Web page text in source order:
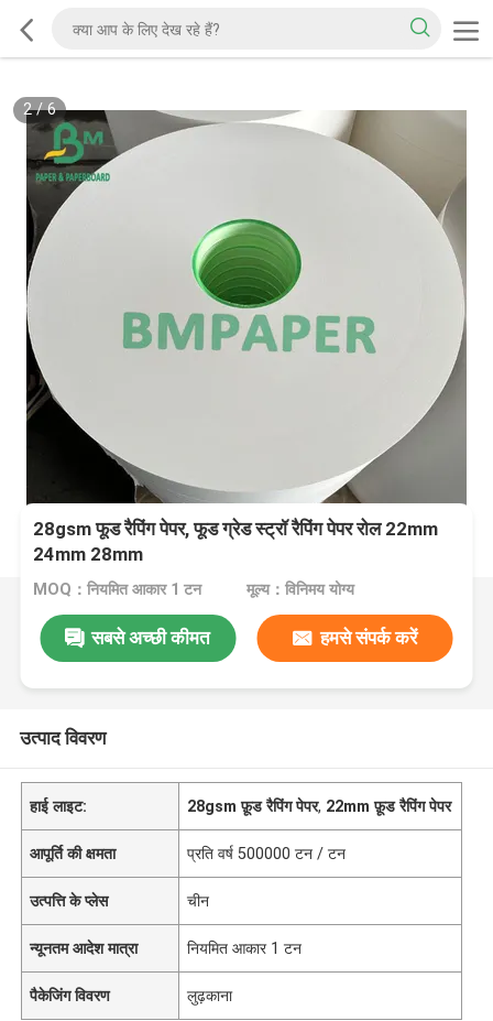
2/6
28gsm फूड रैपिंग पेपर, फूड ग्रेड स्ट्रॉ रैपिंग पेपर रोल 22mm
24mm 28mm
MOQ：नियमित आकार 1 टन मूल्य：विनिमय योग्य
सबसे अच्छी कीमत हमसे संपर्क करें
उत्पाद विवरण
हाई लाइट: 28gsm फ़ूड रैपिंग पेपर, 22mm फ़ूड रैपिंग पेपर
आपूर्ति की क्षमता प्रति वर्ष 500000 टन / टन
उत्पत्ति के प्लेस चीन
न्यूनतम आदेश मात्रा नियमित आकार 1 टन
पैकेजिंग विवरण लुढ़काना